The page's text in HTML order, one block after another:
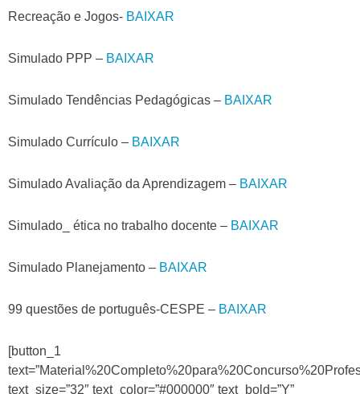
Recreação e Jogos- BAIXAR
Simulado PPP – BAIXAR
Simulado Tendências Pedagógicas – BAIXAR
Simulado Currículo – BAIXAR
Simulado Avaliação da Aprendizagem – BAIXAR
Simulado_ ética no trabalho docente – BAIXAR
Simulado Planejamento – BAIXAR
99 questões de português-CESPE – BAIXAR
[button_1
text_size=”32″ text_color=”#000000″ text_bold=”Y”